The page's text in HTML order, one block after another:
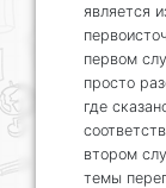
является
первом
просто
где
втором
темы